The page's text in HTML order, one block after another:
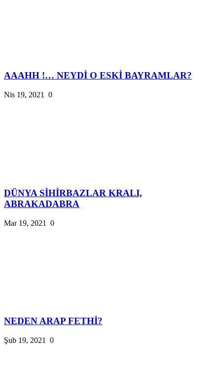
AAAHH !… NEYDİ O ESKİ BAYRAMLAR?
Nis 19, 2021 0
DÜNYA SİHİRBAZLAR KRALI,
ABRAKADABRA
Mar 19, 2021 0
NEDEN ARAP FETHİ?
Şub 19, 2021 0